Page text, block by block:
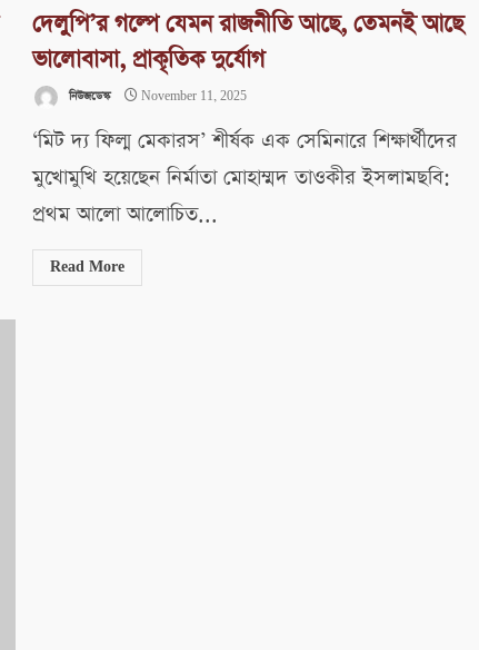
দেলুপি’র গল্পে যেমন রাজনীতি আছে, তেমনই আছে
ভালোবাসা, প্রাকৃতিক দুর্যোগ
নিউজডেস্ক November 11, 2025
‘মিট দ্য ফিল্ম মেকারস’ শীর্ষক এক সেমিনারে শিক্ষার্থীদের
মুখোমুখি হয়েছেন নির্মাতা মোহাম্মদ তাওকীর ইসলামছবি:
প্রথম আলো আলোচিত...
Read More